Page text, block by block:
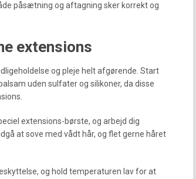
påsætning og aftagning sker korrekt og
extensions
og pleje helt afgørende. Start
uden sulfater og silikoner, da disse
extensions-børste, og arbejd dig
at sove med vådt hår, og flet gerne håret
og hold temperaturen lav for at